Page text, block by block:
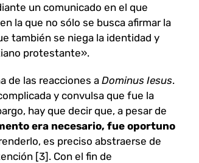
un comunicado en el que
la que no sólo se busca afirmar la
también se niega la identidad y
protestante».
de las reacciones a Dominus Iesus.
y convulsa que fue la
hay que decir que, a pesar de
era necesario, fue oportuno
es preciso abstraerse de
[3]. Con el fin de